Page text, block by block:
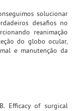
solucionar
desafios no
reanimação
do globo ocular,
e manutenção da
Efficacy of surgical